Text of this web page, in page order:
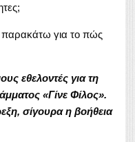
παρακάτω για το πώς
εθελοντές για τη
«Γίνε Φίλος».
σίγουρα η βοήθεια